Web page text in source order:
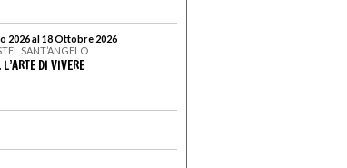
2026 al 18 Ottobre 2026
SANT’ANGELO
DI VIVERE